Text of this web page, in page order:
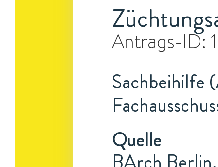
Antrags-ID:
Sachbeihilfe
Quelle